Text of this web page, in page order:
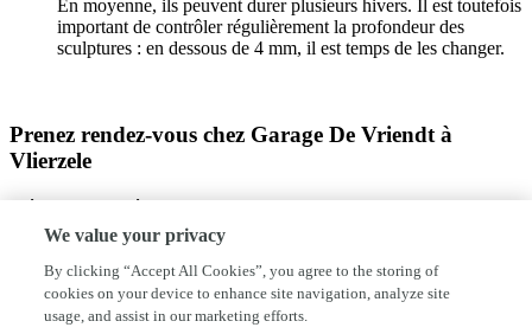
En moyenne, ils peuvent durer plusieurs hivers. Il est toutefois
important de contrôler régulièrement la profondeur des
sculptures : en dessous de 4 mm, il est temps de les changer.
Prenez rendez-vous chez Garage De Vriendt à
Vlierzele
Préparez votre véhicule pour l’hiver en choisissant des pneus
adaptés. Contactez Garage De Vriendt pour une installation
professionnelle à Vlierzele. Retrouvez-nous à Tomt 9, 9520.
Appelez le 3253622621 ou envoyez un message à
garage.de.vriendt@skynet.be pour plus d’informations ou pour
réserver un créneau.
We value your privacy
By clicking “Accept All Cookies”, you agree to the storing of
cookies on your device to enhance site navigation, analyze site
usage, and assist in our marketing efforts.